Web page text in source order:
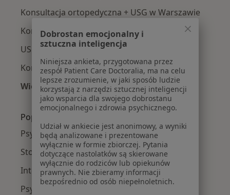
Konsultacja ortopedyczna + USG w Warszawie
Konsultacja internistyczna w Warszawie
USG stawu kolanowego w Warszawie
Konsultacja chirurgiczna w Warszawie
Więcej (15)
Więcej w kategorii: Usługi w Warszawie
Popularne specjalizacje
Psycholodzy w Warszawie
Stomatolodzy w Warszawie
Interniści w Warszawie
Psychoterapeuci w Warszawie
Dobrostan emocjonalny i
sztuczna inteligencja
Niniejsza ankieta, przygotowana przez
zespół Patient Care Doctoralia, ma na celu
lepsze zrozumienie, w jaki sposób ludzie
korzystają z narzędzi sztucznej inteligencji
jako wsparcia dla swojego dobrostanu
emocjonalnego i zdrowia psychicznego.
Udział w ankiecie jest anonimowy, a wyniki
będą analizowane i prezentowane
wyłącznie w formie zbiorczej. Pytania
dotyczące nastolatków są skierowane
wyłącznie do rodziców lub opiekunów
prawnych. Nie zbieramy informacji
bezpośrednio od osób niepełnoletnich.